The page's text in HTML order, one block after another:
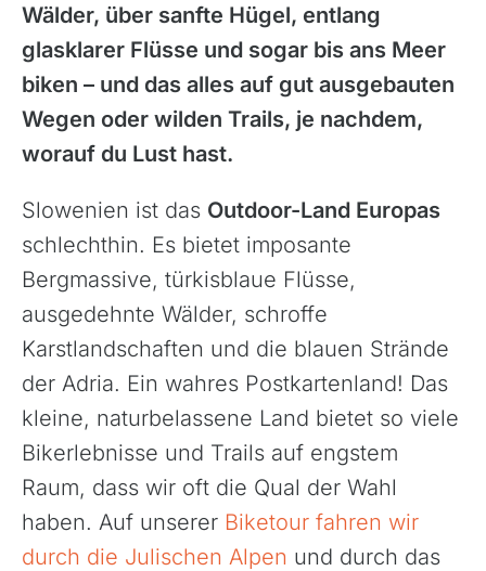
Wälder, über sanfte Hügel, entlang
glasklarer Flüsse und sogar bis ans Meer
biken – und das alles auf gut ausgebauten
Wegen oder wilden Trails, je nachdem,
worauf du Lust hast.
Slowenien ist das Outdoor-Land Europas
schlechthin. Es bietet imposante
Bergmassive, türkisblaue Flüsse,
ausgedehnte Wälder, schroffe
Karstlandschaften und die blauen Strände
der Adria. Ein wahres Postkartenland! Das
kleine, naturbelassene Land bietet so viele
Bikerlebnisse und Trails auf engstem
Raum, dass wir oft die Qual der Wahl
haben. Auf unserer Biketour fahren wir
durch die Julischen Alpen und durch das